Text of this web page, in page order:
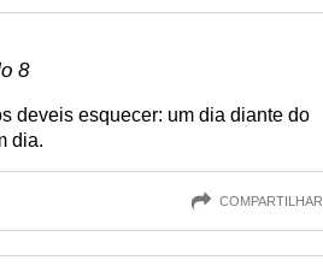
8
deveis esquecer: um dia diante do
dia.
COMPARTILHAR